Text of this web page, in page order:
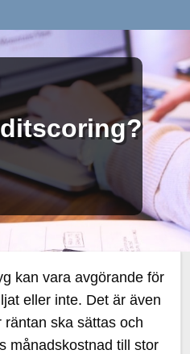
kan vara avgörande för
eller inte. Det är även
ska sättas och
månadskostnad till stor